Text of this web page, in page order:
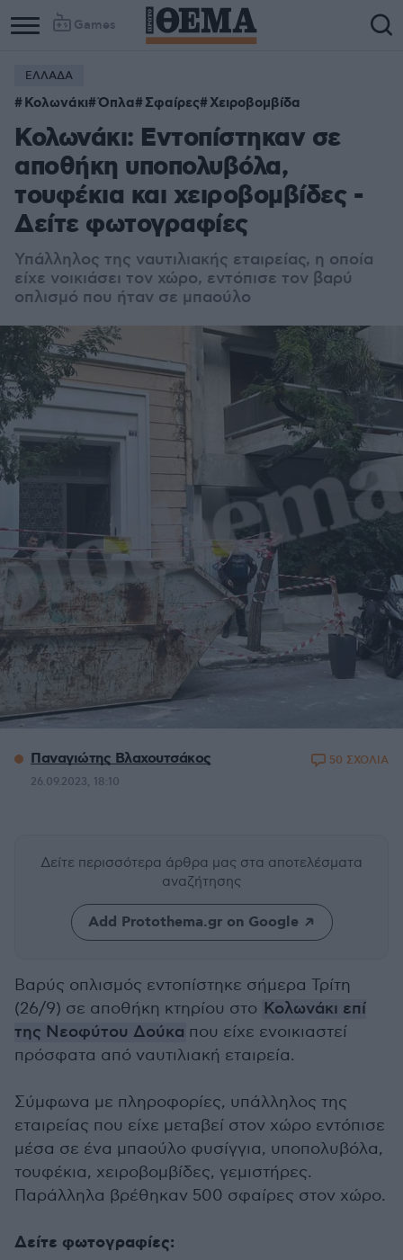
Games
ΕΛΛΑΔΑ
Κολωνάκι Όπλα Σφαίρες Χειροβομβίδα
Κολωνάκι: Εντοπίστηκαν σε
αποθήκη υποπολυβόλα,
τουφέκια και χειροβομβίδες -
Δείτε φωτογραφίες
Υπάλληλος της ναυτιλιακής εταιρείας, η οποία
είχε νοικιάσει τον χώρο, εντόπισε τον βαρύ
οπλισμό που ήταν σε μπαούλο
Παναγιώτης Βλαχουτσάκος
26.09.2023, 18:10
50 ΣΧΟΛΙΑ
Δείτε περισσότερα άρθρα μας στα αποτελέσματα
αναζήτησης
Add Protothema.gr on Google
Βαρύς οπλισμός εντοπίστηκε σήμερα Τρίτη
(26/9) σε αποθήκη κτηρίου στο Κολωνάκι επί
της Νεοφύτου Δούκα που είχε ενοικιαστεί
πρόσφατα από ναυτιλιακή εταιρεία.
Σύμφωνα με πληροφορίες, υπάλληλος της
εταιρείας που είχε μεταβεί στον χώρο εντόπισε
μέσα σε ένα μπαούλο φυσίγγια, υποπολυβόλα,
τουφέκια, χειροβομβίδες, γεμιστήρες.
Παράλληλα βρέθηκαν 500 σφαίρες στον χώρο.
Δείτε φωτογραφίες: